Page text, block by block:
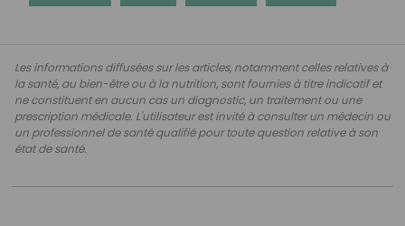
Les informations diffusées sur les articles, notamment celles relatives à
la santé, au bien-être ou à la nutrition, sont fournies à titre indicatif et
ne constituent en aucun cas un diagnostic, un traitement ou une
prescription médicale. L'utilisateur est invité à consulter un médecin ou
un professionnel de santé qualifié pour toute question relative à son
état de santé.